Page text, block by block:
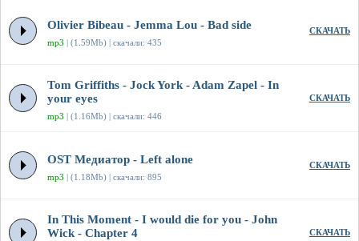
Olivier Bibeau - Jemma Lou - Bad side
mp3 | (1.59Mb) | скачали: 435
СКАЧАТЬ
Tom Griffiths - Jock York - Adam Zapel - In
your eyes
mp3 | (1.16Mb) | скачали: 446
СКАЧАТЬ
OST Медиатор - Left alone
mp3 | (1.18Mb) | скачали: 895
СКАЧАТЬ
In This Moment - I would die for you - John
Wick - Chapter 4
СКАЧАТЬ